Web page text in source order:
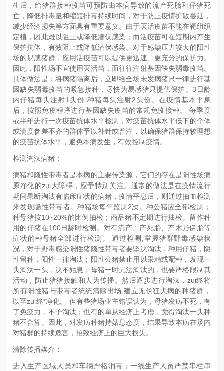
生后，给猪群接种疫苗可预防由本病导致的流产死胎和仔猪死
亡，降低排毒量和缩短排毒持续时间，对于防止疫情扩散蔓延，
减少经济损失等方面具有重要意义。由于灭活疫苗不能在靶组织
定植，因此难以阻止或降低潜伏感染；而活疫苗可在短期内产生
保护抗体，有效阻止或降低潜伏感染。对于感染压力较大的阳性
场的易感猪群，应用活疫苗可以提供更迅速、更充分的保护力。
因此，阳性场不宜使用灭活苗，而往往注射基因缺失弱毒疫苗。
具体做法是：将病猪隔离后，立即给全场未发病猪只一律进行基
因缺失弱毒疫苗的紧急接种，尽快为易感猪只提供保护。3日龄
内仔猪每头注射1头份,种猪每头注射2头份。在疫情基本平息
后，按照免疫程序进行基因缺失疫苗的常规免疫接种。 每季度
或半年进行一次疫苗抗体水平检测，对疫苗抗体水平低下的个体
或滴度参差不齐的群体予以补针或普注，以确保猪群保持较理想
的疫苗抗体水平，避免本病发生，有效控制疫情。
检测淘汰病猪：
病猪和隐性带毒者是本病的主要传染源，它们的存在是阳性场病
原净化的zui大障碍，应予特别关注。通常的做法是在疫情流行
期间果断淘汰有临床症状的病猪，疫情平息后，则通过抽血检测
来发现隐性带毒者。种猪场每年监测2次。种公猪应全部检测；
种母猪按10~20%的比例抽检；商品猪不定期进行抽检。留作种
用的仔猪在100日龄时检测。对有流产、产死胎、产木乃伊胎等
症状的种母猪全部进行检测。 通过检测,掌握猪群野毒感染状
况，对于野毒感染阳性猪隐性带毒者要坚决淘汰，种用仔猪，阴
性留种，阳性一律淘汰；阳性公猪禁止用以采精或配种，发现一
头淘汰一头，决不姑息；母猪一时无法淘汰的，也要严格限制其
活动，防止猪猪接触和人为传播。然后逐步进行淘汰，zui终将
所有阳性猪与带毒者统统清除出场,建立无伪狂犬病的种猪群，
以至zui终*净化。 但有些猪场业主错误认为，母猪发病不死，有
了免疫力，不予淘汰；也有的单从经济上考虑，觉得淘汰一头种
猪不合算。因此，对发病种猪持姑息态度，结果导致本病在场内
对猪群的持续危害，招致经济上的巨大损失。
清除传播媒介：
进入生产区域人员和车辆严格消毒；一线生产人员严禁串栏串